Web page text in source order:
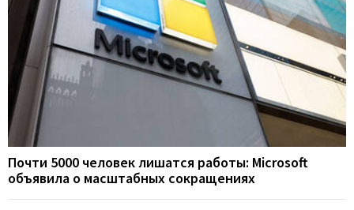
Почти 5000 человек лишатся работы: Microsoft
объявила о масштабных сокращениях